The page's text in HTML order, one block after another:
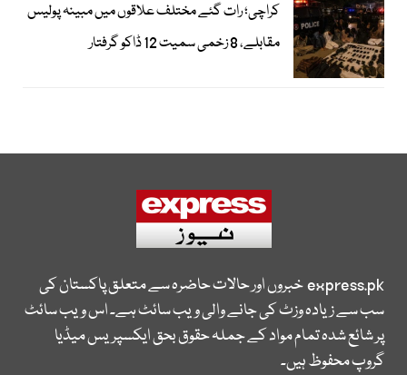
کراچی؛ رات گئے مختلف علاقوں میں مبینہ پولیس
مقابلے، 8 زخمی سمیت 12 ڈاکو گرفتار
express.pkخبروں اور حالات حاضرہ سے متعلق پاکستان کی
سب سے زیادہ وزٹ کی جانے والی ویب سائٹ ہے۔ اس ویب سائٹ
پر شائع شدہ تمام مواد کے جملہ حقوق بحق ایکسپریس میڈیا
گروپ محفوظ ہیں۔